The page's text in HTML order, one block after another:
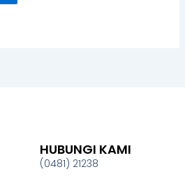
HUBUNGI KAMI
(0481) 21238